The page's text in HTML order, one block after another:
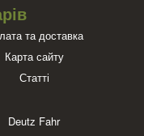
та доставка
Карта сайту
Статті
Deutz Fahr